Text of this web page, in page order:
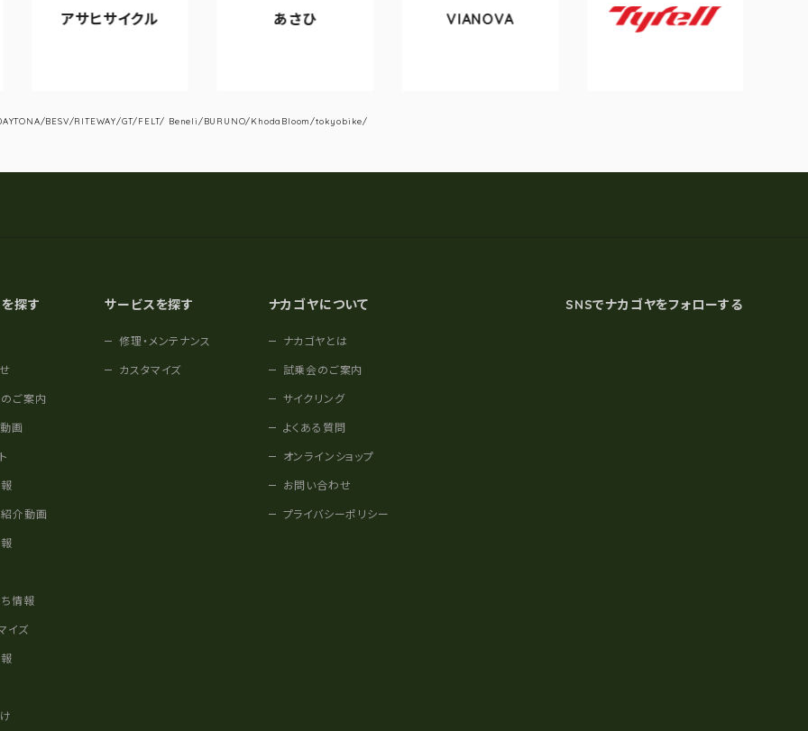
アサヒサイクル あさひ VIANOVA
Tyrell
BESV/RITEWAY/GT/FELT/ Beneli/BURUNO/KhodaBloom/tokyobike/
探す
ご案内
画
介動画
情報
イズ
サービスを探す
修理・メンテナンス
カスタマイズ
ナカゴヤについて
ナカゴヤとは
試乗会のご案内
サイクリング
よくある質問
オンラインショップ
お問い合わせ
プライバシーポリシー
SNSでナカゴヤをフォローする